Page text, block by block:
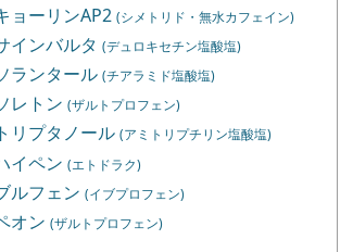
ョーリンAP2(シメトリド・無水カフェイン)
インバルタ(デュロキセチン塩酸塩)
ランタール(チアラミド塩酸塩)
レトン(ザルトプロフェン)
トリプタノール(アミトリプチリン塩酸塩)
イペン(エトドラク)
ルフェン(イブプロフェン)
オン(ザルトプロフェン)